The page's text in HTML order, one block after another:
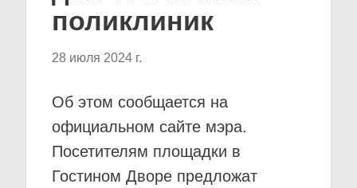
поликлиник
28 июля 2024 г.
Об этом сообщается на
официальном сайте мэра.
Посетителям площадки в
Гостином Дворе предложат